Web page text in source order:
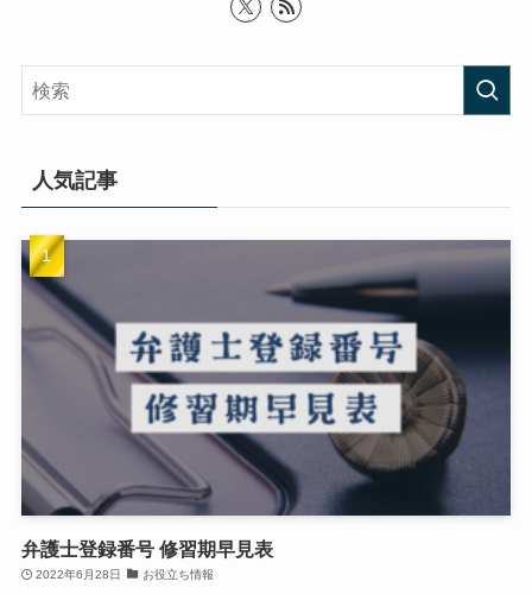
人気記事
弁護士登録番号 修習期早見表
2022年6月28日 お役立ち情報